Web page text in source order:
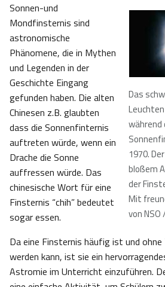
Das
1970.
bloßem
der
Mit
von NSO
Sonnen-und
Mondfinsternis sind
astronomische
Phänomene, die in Mythen
und Legenden in der
Geschichte Eingang
gefunden haben. Die alten
Chinesen z.B. glaubten
dass die Sonnenfinternis
auftreten würde, wenn ein
Drache die Sonne
auffressen würde. Das
chinesische Wort für eine
Finsternis “chih” bedeutet
sogar essen.
Da eine Finsternis häufig ist und
werden kann, ist sie ein
Astromie im Unterricht einzuführen.